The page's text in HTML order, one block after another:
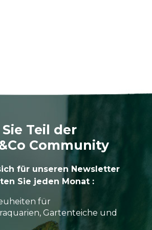
Teil der
Community
für unseren Newsletter
Sie jeden Monat :
für
Gartenteiche und